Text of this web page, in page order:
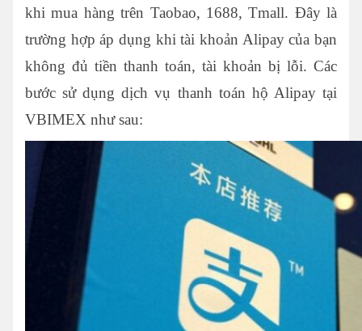
khi mua hàng trên Taobao, 1688, Tmall. Đây là
trường hợp áp dụng khi tài khoản Alipay của bạn
không đủ tiền thanh toán, tài khoản bị lỗi. Các
bước sử dụng dịch vụ thanh toán hộ Alipay tại
VBIMEX như sau: